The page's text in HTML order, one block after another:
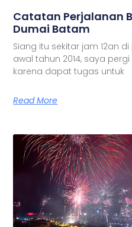
Catatan Perjalanan
Dumai Batam
Siang itu sekitar jam 12an
awal tahun 2014, saya
karena dapat tugas untuk
Read More